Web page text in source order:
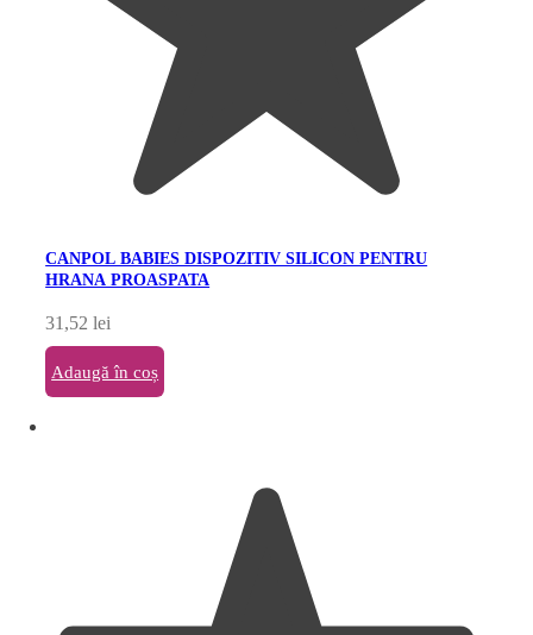
CANPOL BABIES DISPOZITIV SILICON PENTRU
HRANA PROASPATA
31,52lei
Adaugă în coș